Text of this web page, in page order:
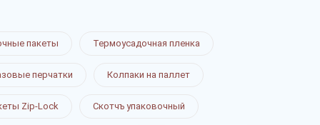
пакеты Термоусадочная пленка
перчатки Колпаки на паллет
Zip-Lock Скотчъ упаковочный